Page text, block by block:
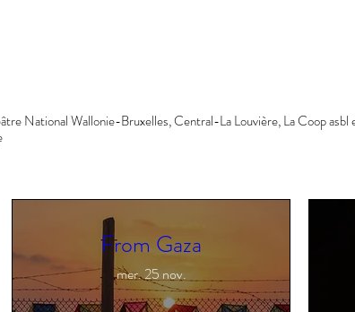
National Wallonie-Bruxelles, Central-La Louvière, La Coop asbl
From Gaza
mer. 25 nov.